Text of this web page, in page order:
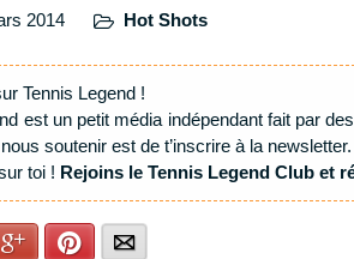
2014 Hot Shots
Tennis Legend !
est un petit média indépendant fait par
soutenir est de t’inscrire à la newsletter.
toi ! Rejoins le Tennis Legend Club et
Google+Pinterest